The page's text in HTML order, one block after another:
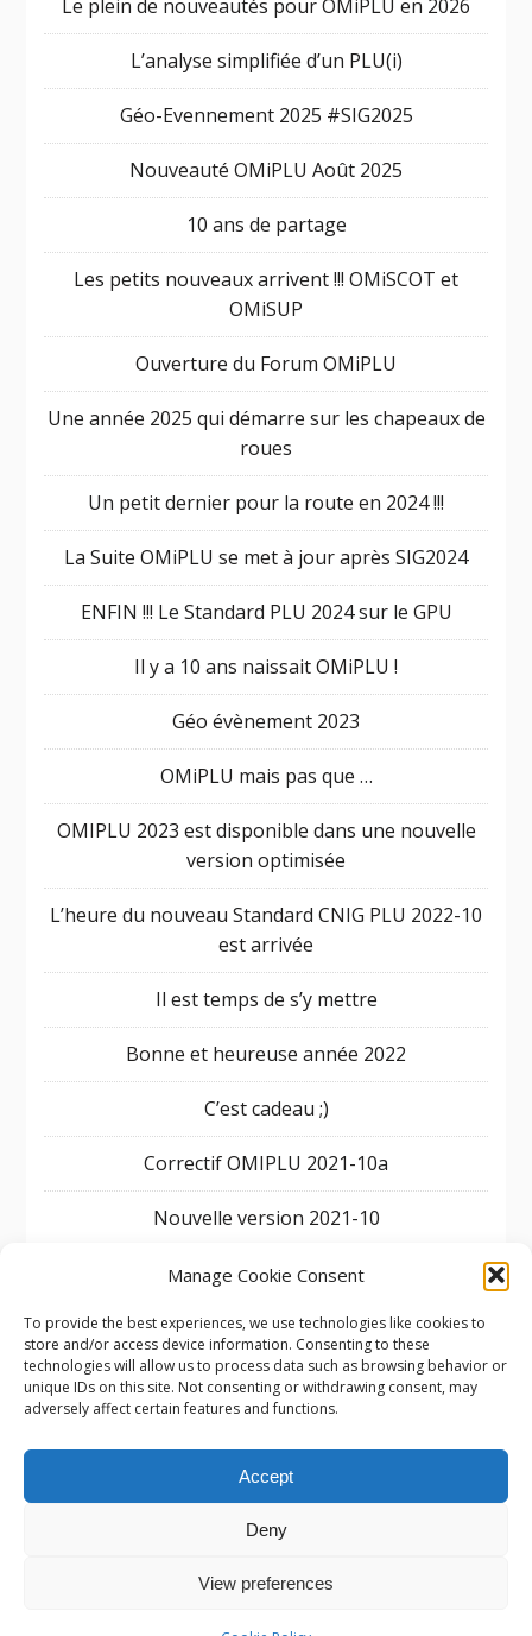
Manage Cookie Consent
To provide the best experiences, we use technologies like cookies to
store and/or access device information. Consenting to these
technologies will allow us to process data such as browsing behavior or
unique IDs on this site. Not consenting or withdrawing consent, may
adversely affect certain features and functions.
Accept
Deny
View preferences
Le plein de nouveautés pour OMiPLU en 2026
L’analyse simplifiée d’un PLU(i)
Géo-Evennement 2025 #SIG2025
Nouveauté OMiPLU Août 2025
10 ans de partage
Les petits nouveaux arrivent !!! OMiSCOT et
OMiSUP
Ouverture du Forum OMiPLU
Une année 2025 qui démarre sur les chapeaux de
roues
Un petit dernier pour la route en 2024 !!!
La Suite OMiPLU se met à jour après SIG2024
ENFIN !!! Le Standard PLU 2024 sur le GPU
Il y a 10 ans naissait OMiPLU !
Géo évènement 2023
OMiPLU mais pas que …
OMIPLU 2023 est disponible dans une nouvelle
version optimisée
L’heure du nouveau Standard CNIG PLU 2022-10
est arrivée
Il est temps de s’y mettre
Bonne et heureuse année 2022
C’est cadeau ;)
Correctif OMIPLU 2021-10a
Nouvelle version 2021-10
OMIPLU à SIG 2021 [Live]
OMIPLU 2021-07 encore des corrections
Corrections OMIPLU 2021-06
OMIPLU, VOUS ACCOMPAGNE DANS VOS PLU DEPUIS